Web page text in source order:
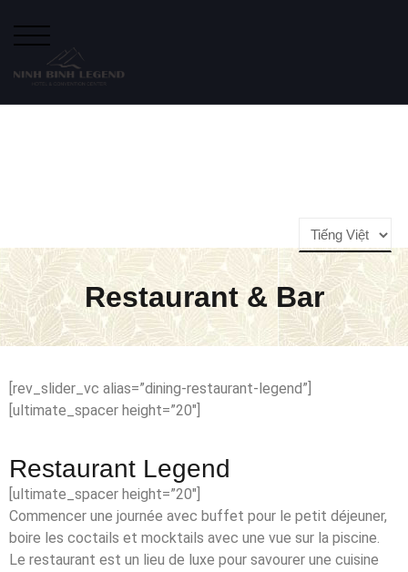
NÚT BẬT MENU CHO DI ĐỘNG
Restaurant & Bar
[rev_slider_vc alias=”dining-restaurant-legend”]
[ultimate_spacer height=”20″]
Restaurant Legend
[ultimate_spacer height=”20″]
Commencer une journée avec buffet pour le petit déjeuner,
boire les coctails et mocktails avec une vue sur la piscine.
Le restaurant est un lieu de luxe pour savourer une cuisine